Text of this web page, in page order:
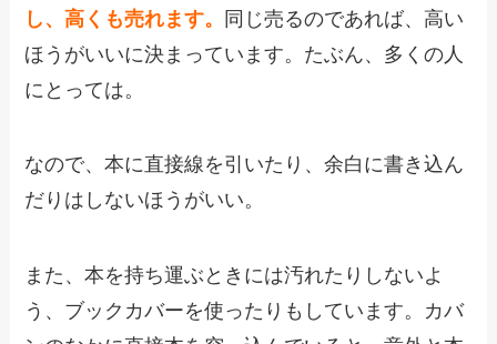
し、高くも売れます。
同じ売るのであれば、高い
ほうがいいに決まっています。たぶん、多くの人
にとっては。
なので、本に直接線を引いたり、余白に書き込ん
だりはしないほうがいい。
また、本を持ち運ぶときには汚れたりしないよ
う、ブックカバーを使ったりもしています。カバ